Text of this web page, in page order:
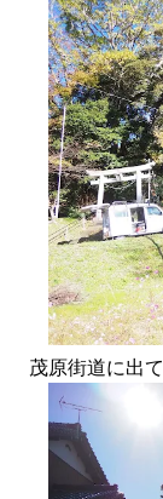
茂原街道に出て